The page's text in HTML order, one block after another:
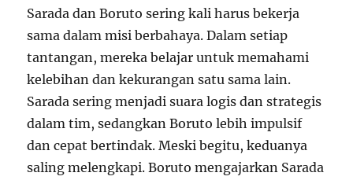
Sarada dan Boruto sering kali harus bekerja
sama dalam misi berbahaya. Dalam setiap
tantangan, mereka belajar untuk memahami
kelebihan dan kekurangan satu sama lain.
Sarada sering menjadi suara logis dan strategis
dalam tim, sedangkan Boruto lebih impulsif
dan cepat bertindak. Meski begitu, keduanya
saling melengkapi. Boruto mengajarkan Sarada